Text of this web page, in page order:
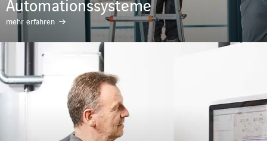
mehr erfahren